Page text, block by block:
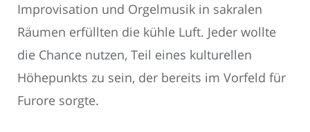
Improvisation und Orgelmusik in sakralen
Räumen erfüllten die kühle Luft. Jeder wollte
die Chance nutzen, Teil eines kulturellen
Höhepunkts zu sein, der bereits im Vorfeld für
Furore sorgte.